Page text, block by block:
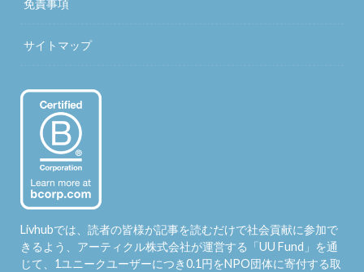
免責事項
サイトマップ
Livhubでは、読者の皆様が記事を読むだけで社会貢献に参加で
きるよう、アーティクル株式会社が運営する「UU Fund 」を通
じて、1ユニークユーザーにつき0.1円をNPO団体に寄付する取